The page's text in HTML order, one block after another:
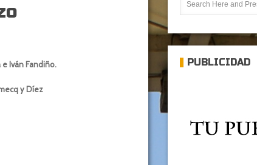
Iván Fandiño.
y Díez
PUBLICIDAD